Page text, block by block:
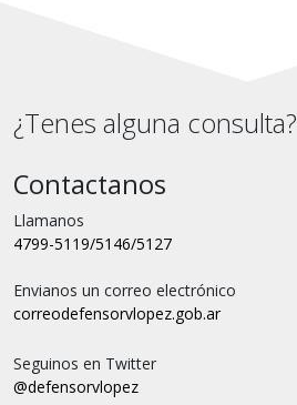
¿Tenes alguna consulta?
Contactanos
Llamanos
4799-5119/5146/5127
Envianos un correo electrónico
correodefensorvlopez.gob.ar
Seguinos en Twitter
@defensorvlopez